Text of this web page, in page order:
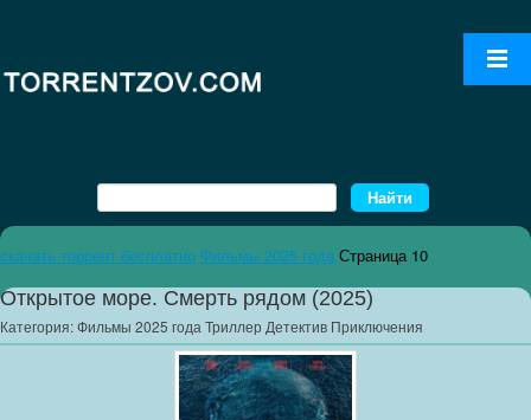
скачать торрент бесплатно Фильмы 2025 года Страница 10
Открытое море. Смерть рядом (2025)
Категория:Фильмы 2025 года Триллер Детектив Приключения